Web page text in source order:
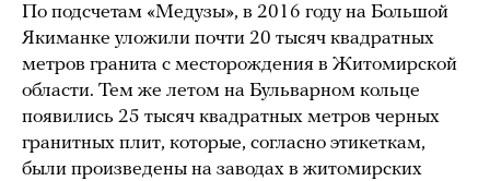
По подсчетам «Медузы», в 2016 году на Большой
Якиманке уложили почти 20 тысяч квадратных
метров гранита с месторождения в Житомирской
области. Тем же летом на Бульварном кольце
появились 25 тысяч квадратных метров черных
гранитных плит, которые, согласно этикеткам,
были произведены на заводах в житомирских